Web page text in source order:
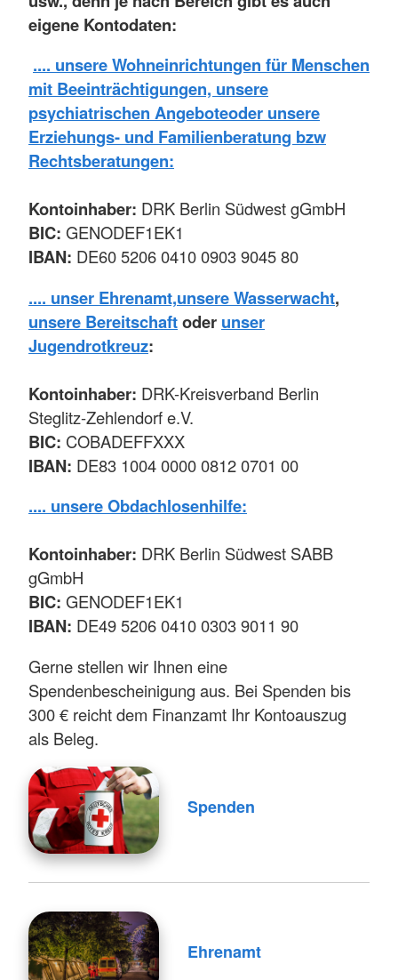
eigene Kontodaten:
.... unsere Wohneinrichtungen für Menschen
mit Beeinträchtigungen, unsere
psychiatrischen Angeboteoder unsere
Erziehungs- und Familienberatung bzw
Rechtsberatungen:
Kontoinhaber: DRK Berlin Südwest gGmbH
BIC: GENODEF1EK1
IBAN: DE60 5206 0410 0903 9045 80
.... unser Ehrenamt,unsere Wasserwacht,
unsere Bereitschaftoder unser
Jugendrotkreuz:
Kontoinhaber: DRK-Kreisverband Berlin
Steglitz-Zehlendorf e.V.
BIC: COBADEFFXXX
IBAN: DE83 1004 0000 0812 0701 00
.... unsere Obdachlosenhilfe:
Kontoinhaber: DRK Berlin Südwest SABB
gGmbH
BIC: GENODEF1EK1
IBAN: DE49 5206 0410 0303 9011 90
Gerne stellen wir Ihnen eine
Spendenbescheinigung aus. Bei Spenden bis
300 € reicht dem Finanzamt Ihr Kontoauszug
als Beleg.
Spenden
Ehrenamt